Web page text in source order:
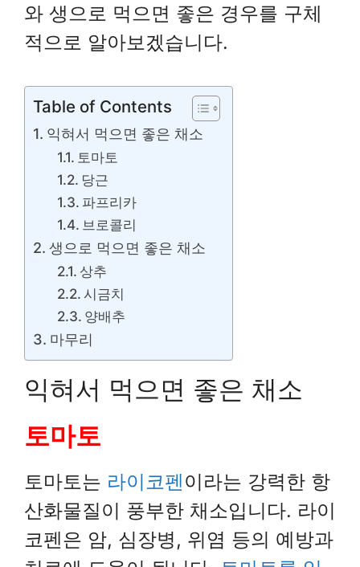
와 생으로 먹으면 좋은 경우를 구체
적으로 알아보겠습니다.
Table of Contents
익혀서 먹으면 좋은 채소
토마토
당근
파프리카
브로콜리
생으로 먹으면 좋은 채소
상추
시금치
양배추
마무리
익혀서 먹으면 좋은 채소
토마토
토마토는 라이코펜이라는 강력한 항
산화물질이 풍부한 채소입니다. 라이
코펜은 암, 심장병, 위염 등의 예방과